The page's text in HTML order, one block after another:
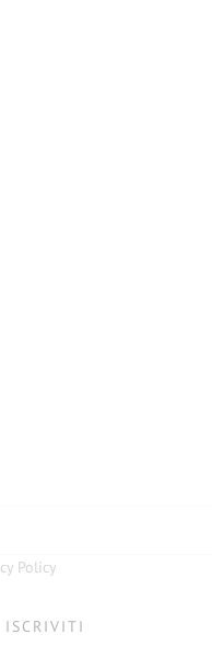
Policy